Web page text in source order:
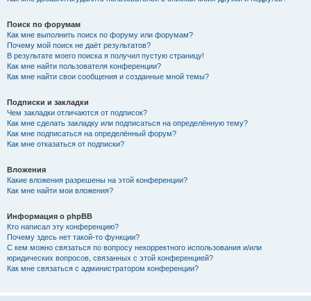
Поиск по форумам
Как мне выполнить поиск по форуму или форумам?
Почему мой поиск не даёт результатов?
В результате моего поиска я получил пустую страницу!
Как мне найти пользователя конференции?
Как мне найти свои сообщения и созданные мной темы?
Подписки и закладки
Чем закладки отличаются от подписок?
Как мне сделать закладку или подписаться на определённую тему?
Как мне подписаться на определённый форум?
Как мне отказаться от подписки?
Вложения
Какие вложения разрешены на этой конференции?
Как мне найти мои вложения?
Информация о phpBB
Кто написал эту конференцию?
Почему здесь нет такой-то функции?
С кем можно связаться по вопросу некорректного использования и/или
юридических вопросов, связанных с этой конференцией?
Как мне связаться с администратором конференции?